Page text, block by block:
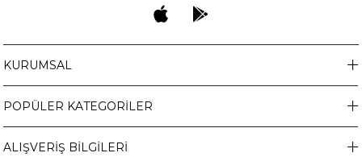
KURUMSAL
POPÜLER KATEGORİLER
ALIŞVERİŞ BİLGİLERİ